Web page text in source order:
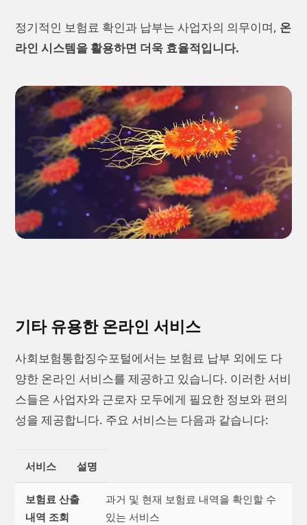
정기적인 보험료 확인과 납부는 사업자의 의무이며, 온
라인 시스템을 활용하면 더욱 효율적입니다.
기타 유용한 온라인 서비스
사회보험통합징수포털에서는 보험료 납부 외에도 다
양한 온라인 서비스를 제공하고 있습니다. 이러한 서비
스들은 사업자와 근로자 모두에게 필요한 정보와 편의
성을 제공합니다. 주요 서비스는 다음과 같습니다:
서비스 설명
보험료 산출
내역 조회
과거 및 현재 보험료 내역을 확인할 수
있는 서비스